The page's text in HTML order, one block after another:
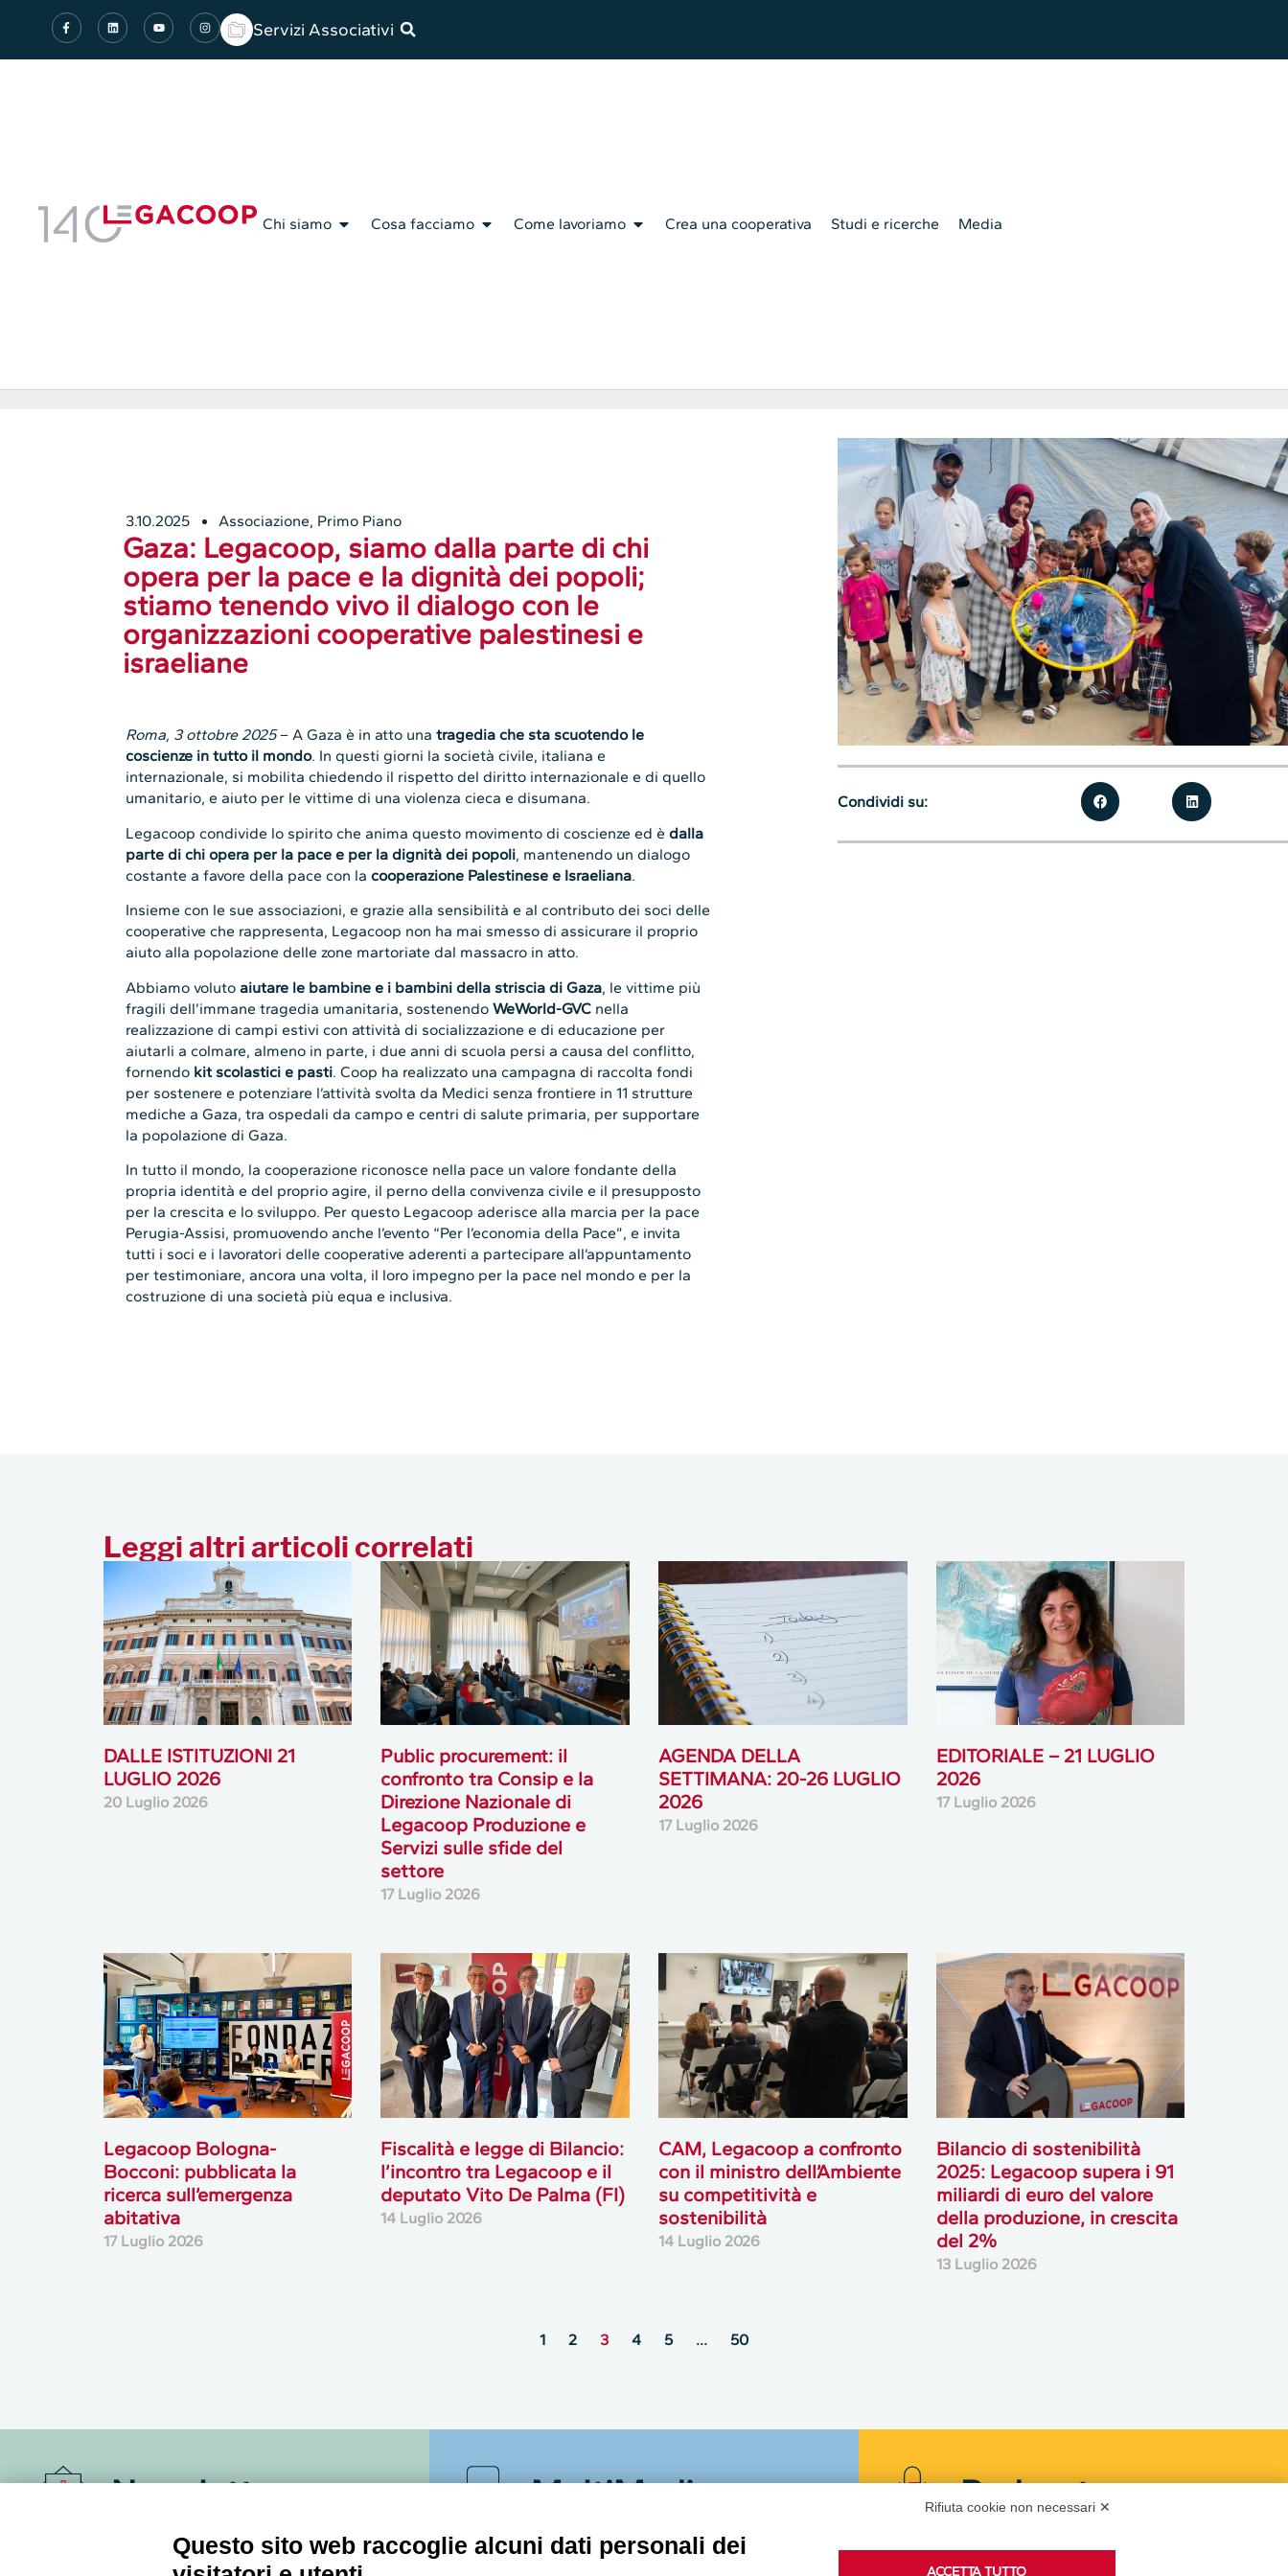
Servizi Associativi
Chi siamo Cosa facciamo Come lavoriamo Crea una cooperativa Studi e ricerche Media
3.10.2025 Associazione, Primo Piano
Gaza: Legacoop, siamo dalla parte di chi
opera per la pace e la dignità dei popoli;
stiamo tenendo vivo il dialogo con le
organizzazioni cooperative palestinesi e
israeliane
Roma, 3 ottobre 2025– A Gaza è in atto unatragedia che sta scuotendo le
coscienze in tutto il mondo. In questi giorni la società civile, italiana e
internazionale, si mobilita chiedendo il rispetto del diritto internazionale e di quello
umanitario, e aiuto per le vittime di una violenza cieca e disumana.
Legacoop condivide lo spirito che anima questo movimento di coscienze ed èdalla
parte di chi opera per la pace e per la dignità dei popoli, mantenendo un dialogo
costante a favore della pace con la cooperazione Palestinese e Israeliana.
Insieme con le sue associazioni, e grazie alla sensibilità e al contributo dei soci delle
cooperative che rappresenta, Legacoop non ha mai smesso di assicurare il proprio
aiuto alla popolazione delle zone martoriate dal massacro in atto.
Abbiamo volutoaiutare le bambine e i bambini della striscia di Gaza, le vittime più
fragili dell’immane tragedia umanitaria, sostenendoWeWorld-GVC nella
realizzazione di campi estivi con attività di socializzazione e di educazione per
aiutarli a colmare, almeno in parte, i due anni di scuola persi a causa del conflitto,
fornendo kit scolastici e pasti. Coop ha realizzato una campagna di raccolta fondi
per sostenere e potenziare l’attività svolta da Medici senza frontiere in 11 strutture
mediche a Gaza, tra ospedali da campo e centri di salute primaria, per supportare
la popolazione di Gaza.
In tutto il mondo, la cooperazione riconosce nella pace un valore fondante della
propria identità e del proprio agire, il perno della convivenza civile e il presupposto
per la crescita e lo sviluppo. Per questo Legacoop aderisce alla marcia per la pace
Perugia-Assisi, promuovendo anche l’evento “Per l’economia della Pace”, e invita
tutti i soci e i lavoratori delle cooperative aderenti a partecipare all’appuntamento
per testimoniare, ancora una volta, il loro impegno per la pace nel mondo e per la
costruzione di una società più equa e inclusiva.
Condividi su:
Leggi altri articoli correlati
DALLE ISTITUZIONI 21
LUGLIO 2026
20 Luglio 2026
Public procurement: il
confronto tra Consip e la
Direzione Nazionale di
Legacoop Produzione e
Servizi sulle sfide del
settore
17 Luglio 2026
AGENDA DELLA
SETTIMANA: 20-26 LUGLIO
2026
17 Luglio 2026
EDITORIALE – 21 LUGLIO
2026
17 Luglio 2026
Legacoop Bologna-
Bocconi: pubblicata la
ricerca sull’emergenza
abitativa
17 Luglio 2026
Fiscalità e legge di Bilancio:
l’incontro tra Legacoop e il
deputato Vito De Palma (FI)
14 Luglio 2026
CAM, Legacoop a confronto
con il ministro dell’Ambiente
su competitività e
sostenibilità
14 Luglio 2026
Bilancio di sostenibilità
2025: Legacoop supera i 91
miliardi di euro del valore
della produzione, in crescita
del 2%
13 Luglio 2026
1 2 3 4 5 … 50
Newsletter
Accedi o iscriviti alla nostra Newsletter Legacoop
Informazioni per restare sempre aggiornati sul
MultiMedia Podcast
Rifiuta cookie non necessari ✕
Questo sito web raccoglie alcuni dati personali dei
ACCETTA TUTTO